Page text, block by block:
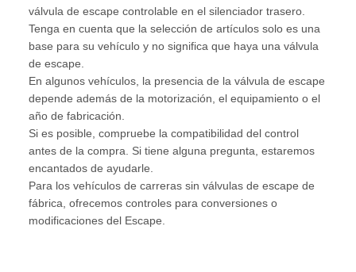
válvula de escape controlable en el silenciador trasero.
Tenga en cuenta que la selección de artículos solo es una
base para su vehículo y no significa que haya una válvula
de escape.
En algunos vehículos, la presencia de la válvula de escape
depende además de la motorización, el equipamiento o el
año de fabricación.
Si es posible, compruebe la compatibilidad del control
antes de la compra. Si tiene alguna pregunta, estaremos
encantados de ayudarle.
Para los vehículos de carreras sin válvulas de escape de
fábrica, ofrecemos controles para conversiones o
modificaciones del Escape.